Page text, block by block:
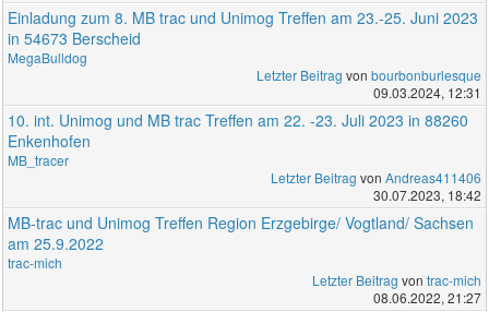
Einladung zum 8. MB trac und Unimog Treffen am 23.-25. Juni 2023
in 54673 Berscheid
MegaBulldog
Letzter Beitrag von bourbonburlesque
09.03.2024, 12:31
10. int. Unimog und MB trac Treffen am 22. -23. Juli 2023 in 88260
Enkenhofen
MB_tracer
Letzter Beitrag von Andreas411406
30.07.2023, 18:42
MB-trac und Unimog Treffen Region Erzgebirge/ Vogtland/ Sachsen
am 25.9.2022
trac-mich
Letzter Beitrag von trac-mich
08.06.2022, 21:27